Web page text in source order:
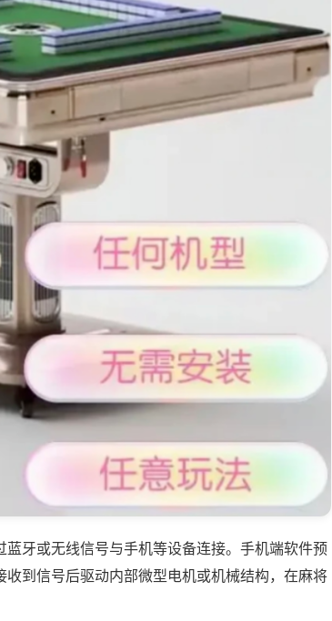
牙或无线信号与手机等设备连接。手机端软件预
到信号后驱动内部微型电机或机械结构，在麻将